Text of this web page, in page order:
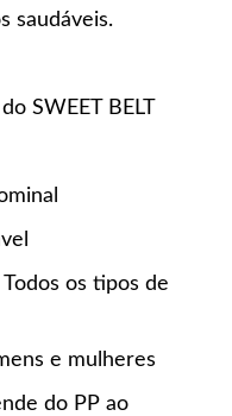
saudáveis.
SWEET BELT
os tipos de
e mulheres
do PP ao